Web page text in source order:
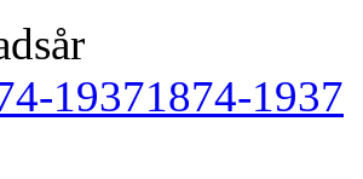
19371874-1937